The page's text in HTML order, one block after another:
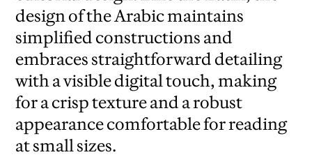
design of the Arabic maintains
simplified constructions and
embraces straightforward detailing
with a visible digital touch, making
for a crisp texture and a robust
appearance comfortable for reading
at small sizes.